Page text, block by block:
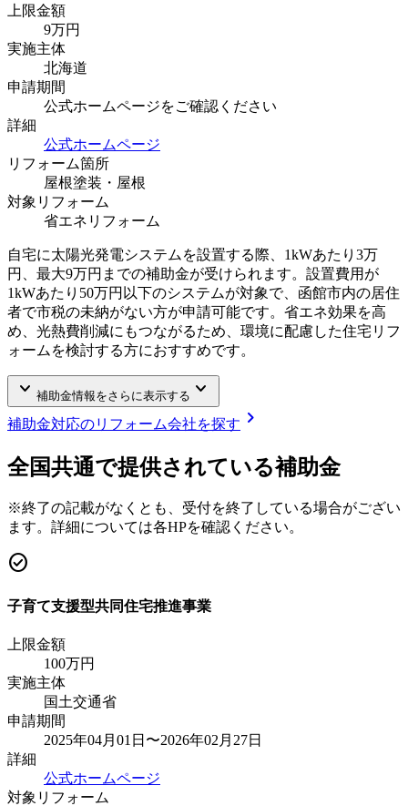
上限金額
9万円
実施主体
北海道
申請期間
公式ホームページをご確認ください
詳細
公式ホームページ
リフォーム箇所
屋根塗装・屋根
対象リフォーム
省エネリフォーム
自宅に太陽光発電システムを設置する際、1kWあたり3万
円、最大9万円までの補助金が受けられます。設置費用が
1kWあたり50万円以下のシステムが対象で、函館市内の居住
者で市税の未納がない方が申請可能です。省エネ効果を高
め、光熱費削減にもつながるため、環境に配慮した住宅リフ
ォームを検討する方におすすめです。
keyboard_arrow_down 補助金情報をさらに表示する keyboard_arrow_down
補助金対応のリフォーム会社を探す chevron_right
全国共通で提供されている補助金
※終了の記載がなくとも、受付を終了している場合がござい
ます。詳細については各HPを確認ください。
check_circle
子育て支援型共同住宅推進事業
上限金額
100万円
実施主体
国土交通省
申請期間
2025年04月01日〜2026年02月27日
詳細
公式ホームページ
対象リフォーム